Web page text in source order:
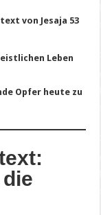
von Jesaja 53
Leben
Opfer heute zu